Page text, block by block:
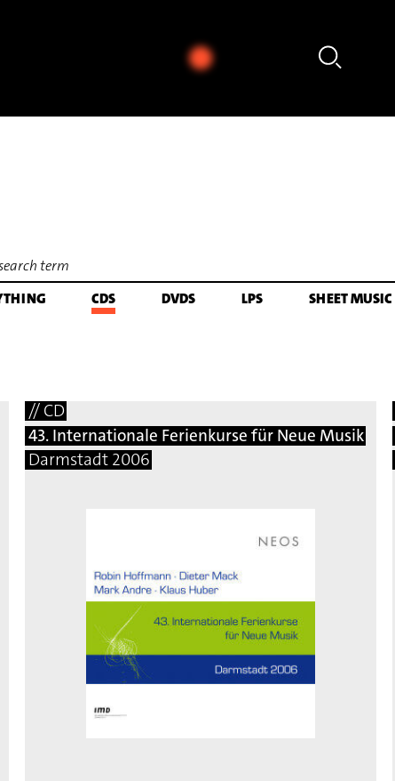
CDS DVDS LPS SHEET MUSIC
// CD
43. Internationale Ferienkurse für Neue Musik
Darmstadt 2006